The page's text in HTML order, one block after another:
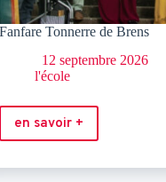
Fanfare Tonnerre de Brens
12 septembre 2026
l'école
en savoir +
Fanfare
de